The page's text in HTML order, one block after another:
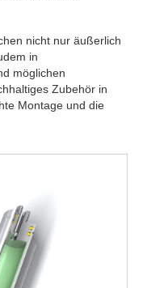
nicht nur äußerlich
in
möglichen
Zubehör in
Montage und die